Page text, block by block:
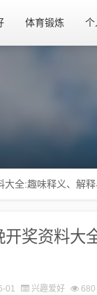
体育锻炼 个
大全:趣味释义、解
奖资料大
01 兴趣爱好 680